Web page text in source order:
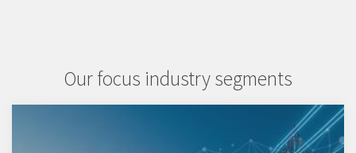
Our focus industry segments